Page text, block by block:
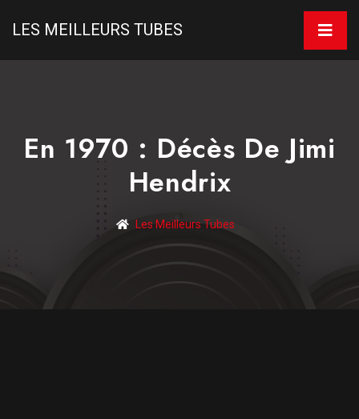
LES MEILLEURS TUBES
En 1970 : Décès De Jimi
Hendrix
Les Meilleurs Tubes